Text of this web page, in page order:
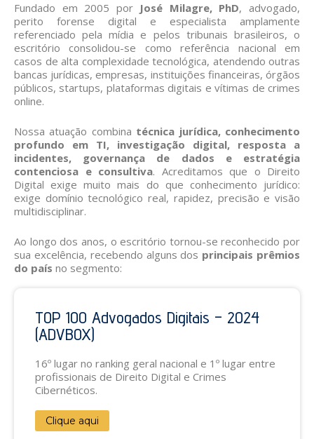
Fundado em 2005 por José Milagre, PhD, advogado,
perito forense digital e especialista amplamente
referenciado pela mídia e pelos tribunais brasileiros, o
escritório consolidou-se como referência nacional em
casos de alta complexidade tecnológica, atendendo outras
bancas jurídicas, empresas, instituições financeiras, órgãos
públicos, startups, plataformas digitais e vítimas de crimes
online.
Nossa atuação combina técnica jurídica, conhecimento
profundo em TI, investigação digital, resposta a
incidentes, governança de dados e estratégia
contenciosa e consultiva. Acreditamos que o Direito
Digital exige muito mais do que conhecimento jurídico:
exige domínio tecnológico real, rapidez, precisão e visão
multidisciplinar.
Ao longo dos anos, o escritório tornou-se reconhecido por
sua excelência, recebendo alguns dos principais prêmios
do país no segmento:
TOP 100 Advogados Digitais – 2024
(ADVBOX)
16º lugar no ranking geral nacional e 1º lugar entre
profissionais de Direito Digital e Crimes
Cibernéticos.
Clique aqui